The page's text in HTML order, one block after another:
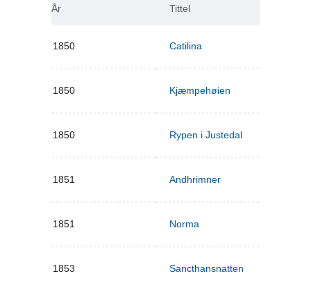
År Tittel
1850 Catilina
1850 Kjæmpehøien
1850 Rypen i Justedal
1851 Andhrimner
1851 Norma
1853 Sancthansnatten